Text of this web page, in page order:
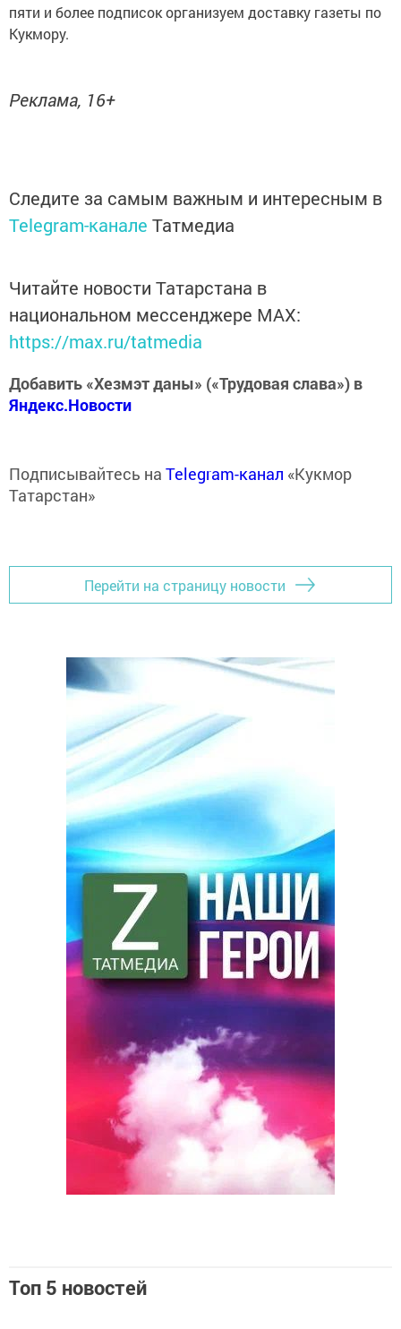
пяти и более подписок организуем доставку газеты по
Кукмору.
Реклама, 16+
Следите за самым важным и интересным в
Telegram-канале Татмедиа
Читайте новости Татарстана в
национальном мессенджере MАХ:
https://max.ru/tatmedia
Добавить «Хезмэт даны» («Трудовая слава») в
Яндекс.Новости
Подписывайтесь на Telegram-канал «Кукмор
Татарстан»
Перейти на страницу новости
Топ 5 новостей